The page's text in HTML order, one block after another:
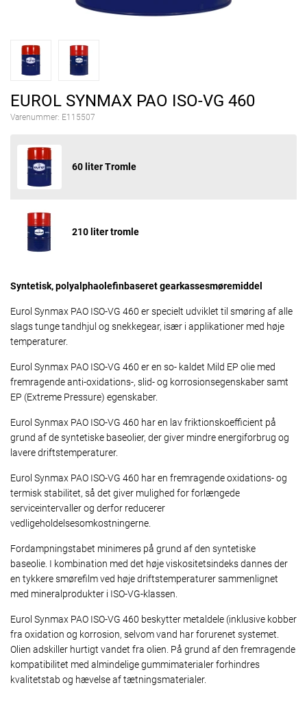
EUROL SYNMAX PAO ISO-VG 460
Varenummer: E115507
60 liter Tromle
210 liter tromle
Syntetisk, polyalphaolefinbaseret gearkassesmøremiddel
Eurol Synmax PAO ISO-VG 460 er specielt udviklet til smøring af alle
slags tunge tandhjul og snekkegear, især i applikationer med høje
temperaturer.
Eurol Synmax PAO ISO-VG 460 er en so- kaldet Mild EP olie med
fremragende anti-oxidations-, slid- og korrosionsegenskaber samt
EP (Extreme Pressure) egenskaber.
Eurol Synmax PAO ISO-VG 460 har en lav friktionskoefficient på
grund af de syntetiske baseolier, der giver mindre energiforbrug og
lavere driftstemperaturer.
Eurol Synmax PAO ISO-VG 460 har en fremragende oxidations- og
termisk stabilitet, så det giver mulighed for forlængede
serviceintervaller og derfor reducerer
vedligeholdelsesomkostningerne.
Fordampningstabet minimeres på grund af den syntetiske
baseolie. I kombination med det høje viskositetsindeks dannes der
en tykkere smørefilm ved høje driftstemperaturer sammenlignet
med mineralprodukter i ISO-VG-klassen.
Eurol Synmax PAO ISO-VG 460 beskytter metaldele (inklusive kobber
fra oxidation og korrosion, selvom vand har forurenet systemet.
Olien adskiller hurtigt vandet fra olien. På grund af den fremragende
kompatibilitet med almindelige gummimaterialer forhindres
kvalitetstab og hævelse af tætningsmaterialer.